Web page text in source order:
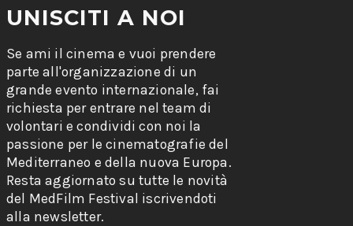
UNISCITI A NOI
Se ami il cinema e vuoi prendere
parte all'organizzazione di un
grande evento internazionale, fai
richiesta per entrare nel team di
volontari e condividi con noi la
passione per le cinematografie del
Mediterraneo e della nuova Europa.
Resta aggiornato su tutte le novità
del MedFilm Festival iscrivendoti
alla newsletter.